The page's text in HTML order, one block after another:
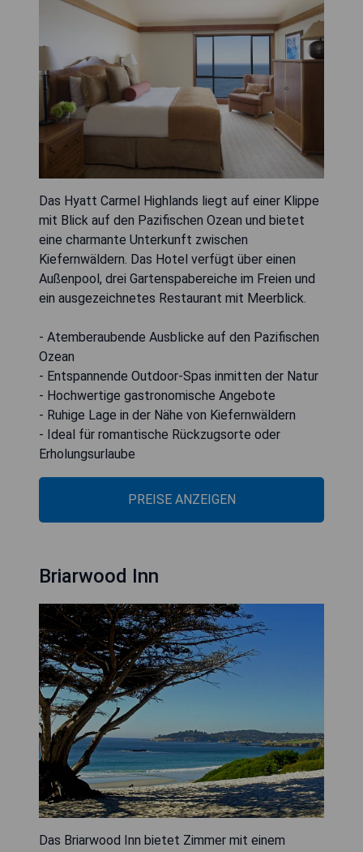
Das Hyatt Carmel Highlands liegt auf einer Klippe
mit Blick auf den Pazifischen Ozean und bietet
eine charmante Unterkunft zwischen
Kiefernwäldern. Das Hotel verfügt über einen
Außenpool, drei Gartenspabereiche im Freien und
ein ausgezeichnetes Restaurant mit Meerblick.
- Atemberaubende Ausblicke auf den Pazifischen
Ozean
- Entspannende Outdoor-Spas inmitten der Natur
- Hochwertige gastronomische Angebote
- Ruhige Lage in der Nähe von Kiefernwäldern
- Ideal für romantische Rückzugsorte oder
Erholungsurlaube
PREISE ANZEIGEN
Briarwood Inn
Das Briarwood Inn bietet Zimmer mit einem